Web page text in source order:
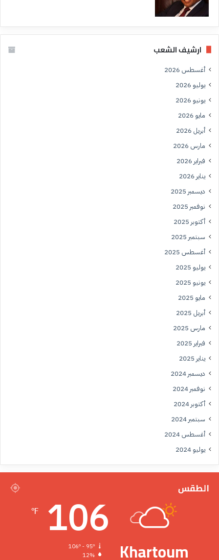
ارشيف الشعب
أغسطس 2026
يوليو 2026
يونيو 2026
مايو 2026
أبريل 2026
مارس 2026
فبراير 2026
يناير 2026
ديسمبر 2025
نوفمبر 2025
أكتوبر 2025
سبتمبر 2025
أغسطس 2025
يوليو 2025
يونيو 2025
مايو 2025
أبريل 2025
مارس 2025
فبراير 2025
يناير 2025
ديسمبر 2024
نوفمبر 2024
أكتوبر 2024
سبتمبر 2024
أغسطس 2024
يوليو 2024
الطقس
Khartoum
106
℉
106º - 95º
12%